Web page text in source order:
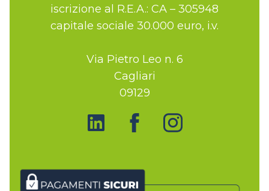
iscrizione al R.E.A.: CA – 305948
capitale sociale 30.000 euro, i.v.
Via Pietro Leo n. 6
Cagliari
09129